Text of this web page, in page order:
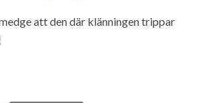
att den där klänningen trippar